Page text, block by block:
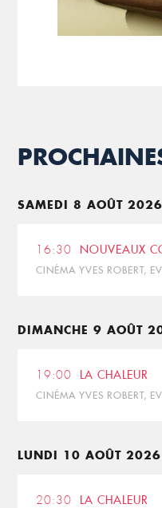
SAMEDI 8 AOÛT 2026
16:30 NOUVEAUX
CINÉMA YVES ROBERT,
DIMANCHE 9 AOÛT
19:00 LA CHALEUR
CINÉMA YVES ROBERT,
LUNDI 10 AOÛT 2026
20:30 LA CHALEUR